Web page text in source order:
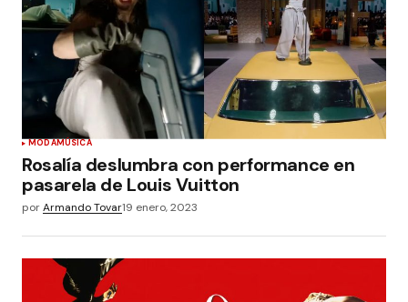
MODAMÚSICA
Rosalía deslumbra con performance en
pasarela de Louis Vuitton
porArmando Tovar19 enero, 2023